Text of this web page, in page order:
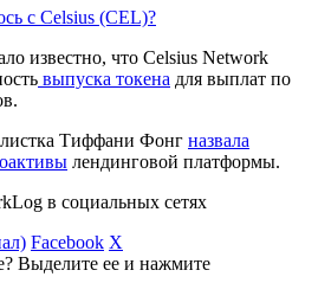
с Celsius (CEL)?
известно, что Celsius Network
выпуска токена для выплат по
Тиффани Фонг назвала
лендинговой платформы.
в социальных сетях
Facebook X
Выделите ее и нажмите